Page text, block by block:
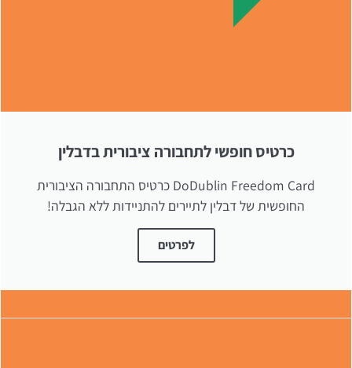
כרטיס חופשי לתחבורה ציבורית בדבלין
DoDublin Freedom Card כרטיס התחבורה הציבורית
החופשית של דבלין לתיירים להתניידות ללא הגבלה!
לפרטים